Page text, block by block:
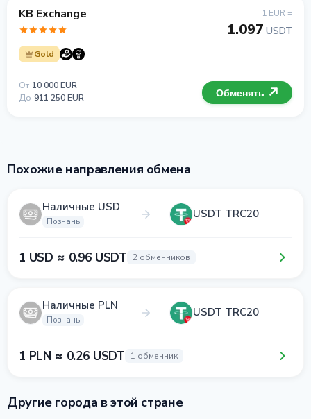
KB Exchange
Gold
1 EUR =
1.097 USDT
От 10 000 EUR
До 911 250 EUR Обменять
Похожие направления обмена
Наличные USD
Познань
USDT TRC20
1 USD ≈ 0.96 USDT 2 обменников
Наличные PLN
Познань
USDT TRC20
1 PLN ≈ 0.26 USDT 1 обменник
Другие города в этой стране